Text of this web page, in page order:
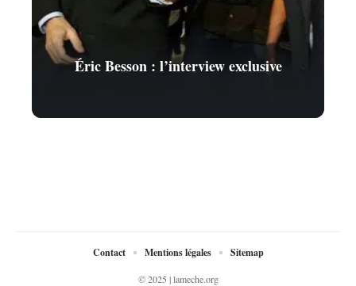
Éric Besson : l’interview exclusive
© 2025 | lameche.org
Contact Mentions légales Sitemap